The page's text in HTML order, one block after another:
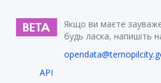
Якщо ви маєте
будь ласка, напишіть
API